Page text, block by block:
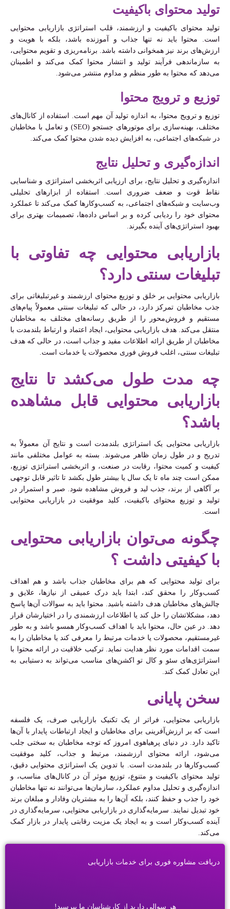
تولید محتوای باکیفیت
تولید محتوای باکیفیت و ارزشمند، قلب استراتژی بازاریابی محتوایی
است. محتوا باید نه تنها جذاب و آموزنده باشد، بلکه با هویت و
ارزش‌های برند نیز همخوانی داشته باشد. برنامه‌ریزی و تقویم محتوایی،
به سازماندهی فرآیند تولید و انتشار محتوا کمک می‌کند و اطمینان
می‌دهد که محتوا به طور منظم و مداوم منتشر می‌شود.
توزیع و ترویج محتوا
توزیع و ترویج محتوا، به اندازه تولید آن مهم است. استفاده از کانال‌های
مختلف، بهینه‌سازی برای موتورهای جستجو (SEO) و تعامل با مخاطبان
در شبکه‌های اجتماعی، به افزایش دیده شدن محتوا کمک می‌کند.
اندازه‌گیری و تحلیل نتایج
اندازه‌گیری و تحلیل نتایج، برای ارزیابی اثربخشی استراتژی و شناسایی
نقاط قوت و ضعف ضروری است. استفاده از ابزارهای تحلیلی
وب‌سایت و شبکه‌های اجتماعی، به کسب‌وکارها کمک می‌کند تا عملکرد
محتوای خود را ردیابی کرده و بر اساس داده‌ها، تصمیمات بهتری برای
بهبود استراتژی‌های آینده بگیرند.
بازاریابی محتوایی چه تفاوتی با
تبلیغات سنتی دارد؟
بازاریابی محتوایی بر خلق و توزیع محتوای ارزشمند و غیرتبلیغاتی برای
جذب مخاطبان تمرکز دارد، در حالی که تبلیغات سنتی معمولاً پیام‌های
مستقیم و فروش‌محور را از طریق رسانه‌های مختلف به مخاطبان
منتقل می‌کند. هدف بازاریابی محتوایی، ایجاد اعتماد و ارتباط بلندمدت با
مخاطبان از طریق ارائه اطلاعات مفید و جذاب است، در حالی که هدف
تبلیغات سنتی، اغلب فروش فوری محصولات یا خدمات است.
چه مدت طول می‌کشد تا نتایج
بازاریابی محتوایی قابل مشاهده
باشد؟
بازاریابی محتوایی یک استراتژی بلندمدت است و نتایج آن معمولاً به
تدریج و در طول زمان ظاهر می‌شوند. بسته به عوامل مختلفی مانند
کیفیت و کمیت محتوا، رقابت در صنعت، و اثربخشی استراتژی توزیع،
ممکن است چند ماه تا یک سال یا بیشتر طول بکشد تا تاثیر قابل توجهی
بر آگاهی از برند، جذب لید و فروش مشاهده شود. صبر و استمرار در
تولید و توزیع محتوای باکیفیت، کلید موفقیت در بازاریابی محتوایی
است.
چگونه می‌توان بازاریابی محتوایی
با کیفیتی داشت ؟
برای تولید محتوایی که هم برای مخاطبان جذاب باشد و هم اهداف
کسب‌وکار را محقق کند، ابتدا باید درک عمیقی از نیازها، علایق و
چالش‌های مخاطبان هدف داشته باشید. محتوا باید به سوالات آن‌ها پاسخ
دهد، مشکلاتشان را حل کند یا اطلاعات ارزشمندی را در اختیارشان قرار
دهد. در عین حال، محتوا باید با اهداف کسب‌وکار همسو باشد و به طور
غیرمستقیم، محصولات یا خدمات مرتبط را معرفی کند یا مخاطبان را به
سمت اقدامات مورد نظر هدایت نماید. ترکیب خلاقیت در ارائه محتوا با
استراتژی‌های سئو و کال تو اکشن‌های مناسب می‌تواند به دستیابی به
این تعادل کمک کند.
سخن پایانی
بازاریابی محتوایی، فراتر از یک تکنیک بازاریابی صرف، یک فلسفه
است که بر ارزش‌آفرینی برای مخاطبان و ایجاد ارتباطات پایدار با آن‌ها
تاکید دارد. در دنیای پرهیاهوی امروز که توجه مخاطبان به سختی جلب
می‌شود، ارائه محتوای ارزشمند، مرتبط و جذاب، کلید موفقیت
کسب‌وکارها در بلندمدت است. با تدوین یک استراتژی محتوایی دقیق،
تولید محتوای باکیفیت و متنوع، توزیع موثر آن در کانال‌های مناسب، و
اندازه‌گیری و تحلیل مداوم عملکرد، سازمان‌ها می‌توانند نه تنها مخاطبان
خود را جذب و حفظ کنند، بلکه آن‌ها را به مشتریان وفادار و مبلغان برند
خود تبدیل نمایند. سرمایه‌گذاری در بازاریابی محتوایی، سرمایه‌گذاری در
آینده کسب‌وکار است و به ایجاد یک مزیت رقابتی پایدار در بازار کمک
می‌کند.
دریافت مشاوره فوری برای خدمات بازاریابی
هر سوالی دارید از کارشناسان ما بپرسید!